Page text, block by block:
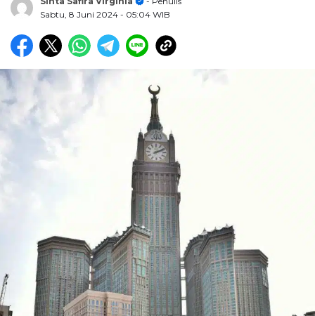
Sabtu, 8 Juni 2024 - 05:04 WIB